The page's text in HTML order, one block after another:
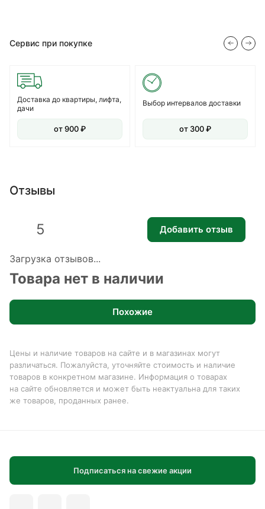
Сервис при покупке
Доставка до квартиры, лифта,
дачи
от 900 ₽
Выбор интервалов доставки
от 300 ₽
Отзывы
Загрузка отзывов...
5 Добавить отзыв
Товара нет в наличии
Похожие
Цены и наличие товаров на сайте и в магазинах могут
различаться. Пожалуйста, уточняйте стоимость и наличие
товаров в конкретном магазине. Информация о товарах
на сайте обновляется и может быть неактуальна для таких
же товаров, проданных ранее.
Подписаться на свежие акции